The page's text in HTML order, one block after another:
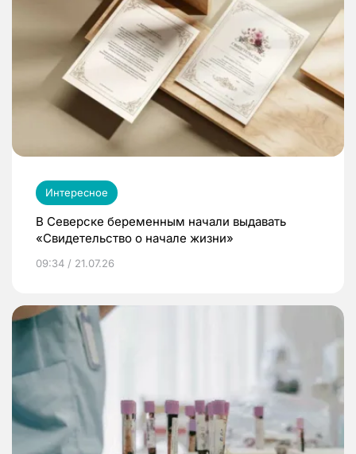
Интересное
В Северске беременным начали выдавать
«Свидетельство о начале жизни»
09:34 / 21.07.26